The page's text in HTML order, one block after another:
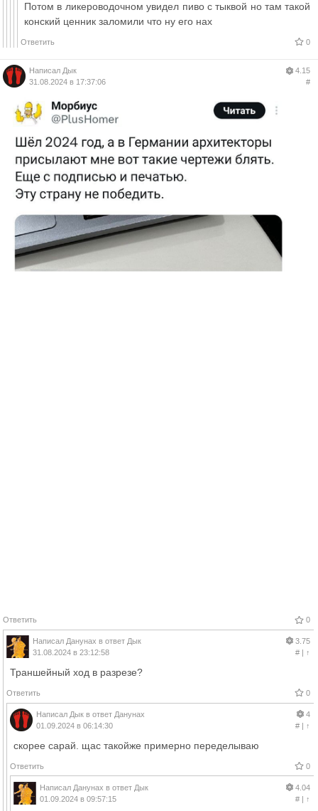
Потом в ликероводочном увидел пиво с тыквой но там такой
конский ценник заломили что ну его нах
Ответить 0
Написал Дык
31.08.2024 в 17:37:06
4.15
#
Ответить 0
Написал Данунах в ответ Дык
31.08.2024 в 23:12:58
3.75
#| ↑
Траншейный ход в разрезе?
Ответить 0
Написал Дык в ответ Данунах
01.09.2024 в 06:14:30
4
#| ↑
скорее сарай. щас такойже примерно переделываю
Ответить 0
Написал Данунах в ответ Дык
01.09.2024 в 09:57:15
4.04
#| ↑